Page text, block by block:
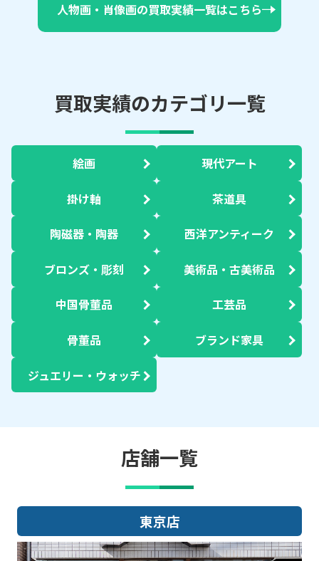
人物画・肖像画の買取実績一覧はこちら
買取実績のカテゴリ一覧
絵画 現代アート
掛け軸 茶道具
陶磁器・陶器 西洋アンティーク
ブロンズ・彫刻 美術品・古美術品
中国骨董品 工芸品
骨董品 ブランド家具
ジュエリー・ウォッチ
店舗一覧
大阪店